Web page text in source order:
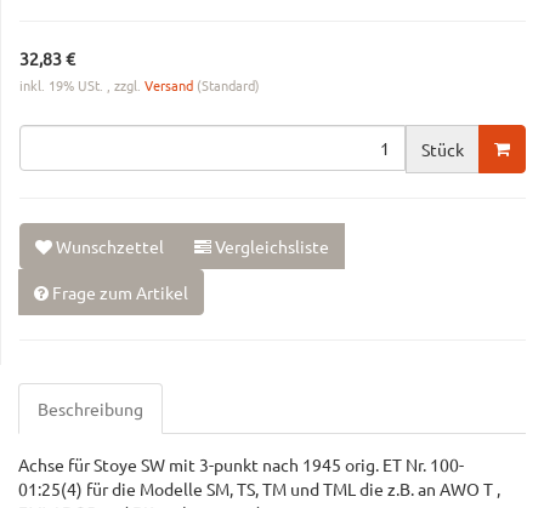
32,83 €
inkl. 19% USt. , zzgl. Versand (Standard)
Stück
Wunschzettel Vergleichsliste
Frage zum Artikel
Beschreibung
Achse für Stoye SW mit 3-punkt nach 1945 orig. ET Nr. 100-
01:25(4) für die Modelle SM, TS, TM und TML die z.B. an AWO T ,